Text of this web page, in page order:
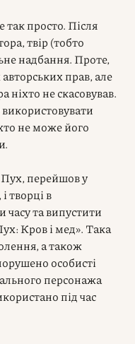
так просто. Після
твір (тобто
надбання. Проте,
прав, але
ніхто не скасовував.
не може його
перейшов у
творці в
часу та випустити
Кров і мед». Така
а також
особисті
персонажа
під час